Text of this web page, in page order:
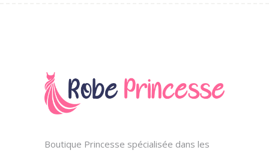
Boutique Princesse spécialisée dans les